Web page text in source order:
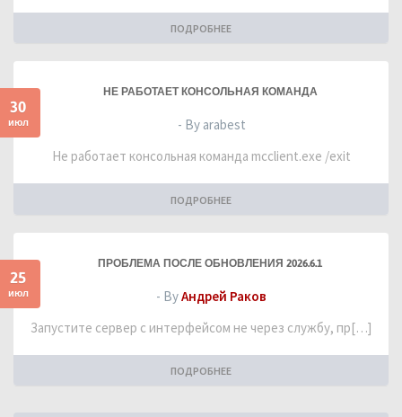
ПОДРОБНЕЕ
30
июл
НЕ РАБОТАЕТ КОНСОЛЬНАЯ КОМАНДА
- By arabest
Не работает консольная команда mcclient.exe /exit
ПОДРОБНЕЕ
25
июл
ПРОБЛЕМА ПОСЛЕ ОБНОВЛЕНИЯ 2026.6.1
- ByАндрей Раков
Запустите сервер с интерфейсом не через службу, пр[…]
ПОДРОБНЕЕ